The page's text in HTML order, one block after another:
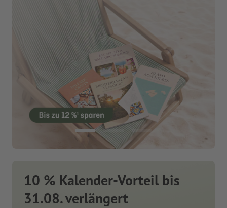
10 % Kalender-Vorteil bis
31.08. verlängert